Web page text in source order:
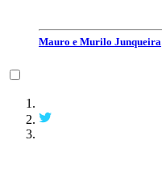
Mauro e Murilo Junqueira